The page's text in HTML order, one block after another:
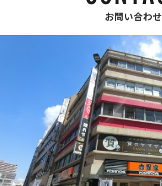
お問い合わせ